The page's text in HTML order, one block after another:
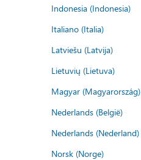
Indonesia (Indonesia)
Italiano (Italia)
Latviešu (Latvija)
Lietuvių (Lietuva)
Magyar (Magyarország)
Nederlands (België)
Nederlands (Nederland)
Norsk (Norge)